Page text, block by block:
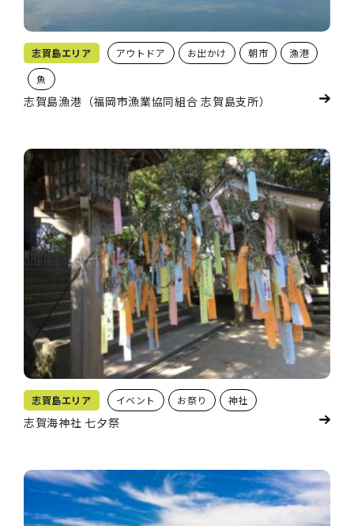
志賀島エリア アウトドア お出かけ 朝市
漁港
魚
志賀島漁港（福岡市漁業協同組合 志賀島支所）
志賀島エリア イベント お祭り 神社
志賀海神社 七夕祭